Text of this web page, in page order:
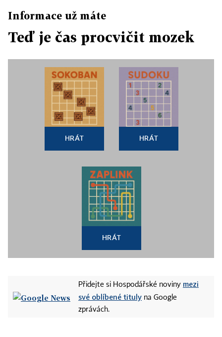
Informace už máte
Teď je čas procvičit mozek
HRÁT HRÁT
HRÁT
Přidejte si Hospodářské noviny mezi
své oblíbené tituly na Google
zprávách.